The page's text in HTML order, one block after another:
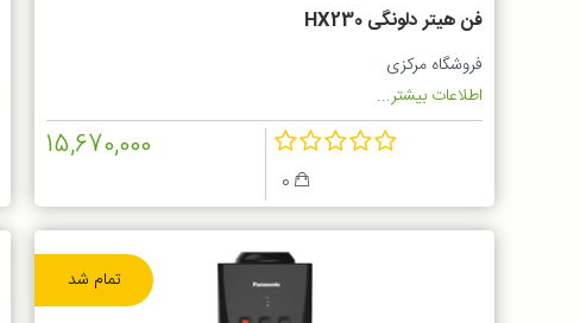
فن هیتر دلونگی HX230
فروشگاه مرکزی
اطلاعات بیشتر...
15,670,000
تمام شد